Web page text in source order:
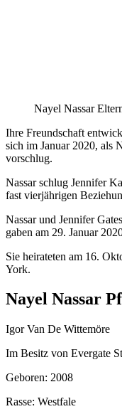
Nayel Nassar
Ihre Freundschaft
sich im Januar 2020, als
vorschlug.
Nassar schlug Jennifer
fast vierjährigen
Nassar und Jennifer
gaben am 29. Januar
Sie heirateten am 16.
York.
Nayel Nassar
Igor Van De Wittemöre
Im Besitz von Evergate
Geboren: 2008
Rasse: Westfale